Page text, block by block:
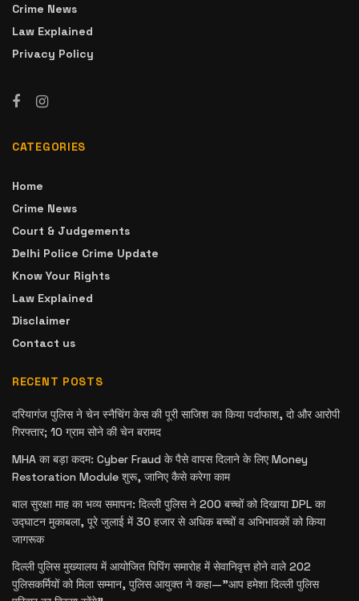
Crime News
Law Explained
Privacy Policy
CATEGORIES
Home
Crime News
Court & Judgements
Delhi Police Crime Update
Know Your Rights
Law Explained
Disclaimer
Contact us
RECENT POSTS
दरियागंज पुलिस ने चेन स्नैचिंग केस की पूरी साजिश का किया पर्दाफाश, दो और आरोपी
गिरफ्तार; 10 ग्राम सोने की चेन बरामद
MHA का बड़ा कदम: Cyber Fraud के पैसे वापस दिलाने के लिए Money
Restoration Module शुरू, जानिए कैसे करेगा काम
बाल सुरक्षा माह का भव्य समापन: दिल्ली पुलिस ने 200 बच्चों को दिखाया DPL का
उद्घाटन मुकाबला, पूरे जुलाई में 30 हजार से अधिक बच्चों व अभिभावकों को किया
जागरूक
दिल्ली पुलिस मुख्यालय में आयोजित पिपिंग समारोह में सेवानिवृत्त होने वाले 202
पुलिसकर्मियों को मिला सम्मान, पुलिस आयुक्त ने कहा—”आप हमेशा दिल्ली पुलिस